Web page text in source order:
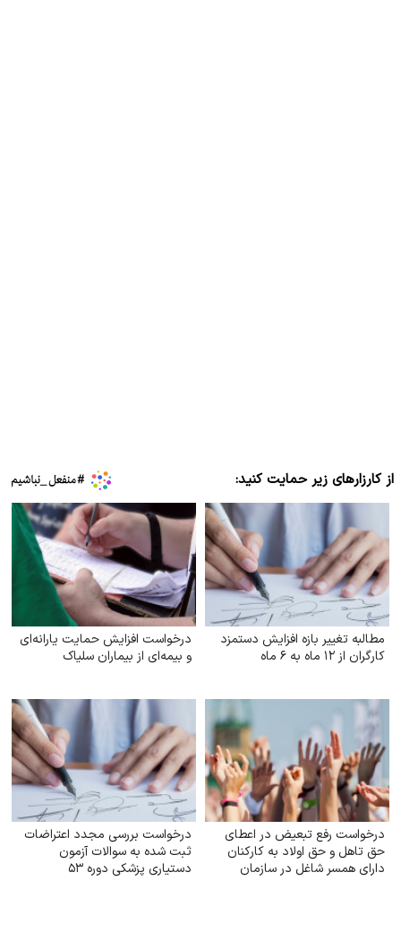
از کارزارهای زیر حمایت کنید:
مطالبه تغییر بازه افزایش دستمزد
کارگران از ۱۲ ماه به ۶ ماه
درخواست افزایش حمایت یارانه‌ای
و بیمه‌ای از بیماران سلیاک
درخواست رفع تبعیض در اعطای
حق تاهل و حق اولاد به کارکنان
دارای همسر شاغل در سازمان
درخواست بررسی مجدد اعتراضات
ثبت شده به سوالات آزمون
دستیاری پزشکی دوره ۵۳